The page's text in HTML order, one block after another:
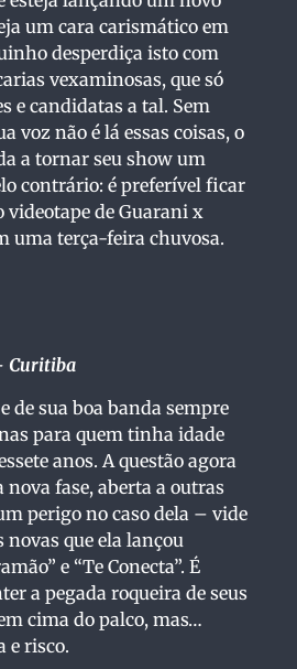
um cara carismático em
desperdiça isto com
vexaminosas, que só
e candidatas a tal. Sem
voz não é lá essas coisas, o
a tornar seu show um
contrário: é preferível ficar
videotape de Guarani x
uma terça-feira chuvosa.
Curitiba
de sua boa banda sempre
para quem tinha idade
anos. A questão agora
nova fase, aberta a outras
perigo no caso dela – vide
novas que ela lançou
e “Te Conecta”. É
a pegada roqueira de seus
cima do palco, mas…
e risco.